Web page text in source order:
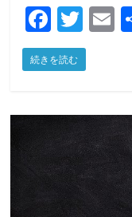
F
a
c
b
o
o
k
T
w
itt
E
続きを読む